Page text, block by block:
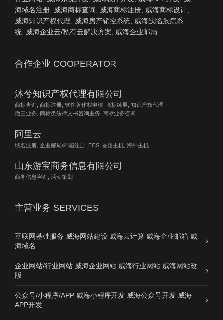
海域名注册, 威海商标查询, 威海商标注册, 威海商标设计,
威海知识产权代理, 威海房产销控系统, 威海缺陷跟踪系
统, 威海企业云/私有云解决方案, 威海企业邮局
合作企业 COOPERATOR
沐兮知识产权代理有限公司
商标查询, 商标注册, 软件著作权申请, 商标续展, 知识产权代理
撤三业务, 商标类法律文书咨询业务, 商标业务咨询
阿里云
域名注册, 企业邮局/邮箱注册, ECS, 香港主机, 海外主机
山东游宝商务信息有限公司
商务信息咨询, 活动策划
主营业务 SERVICES
互联网基础服务 威海网站建设 威海云计算 威海企业邮箱 威
海域名
企业网站/行业网站 威海企业网站 威海行业网站 威海网站改
版
公众号/小程序/APP 威海小程序开发 威海公众号开发 威海
APP开发